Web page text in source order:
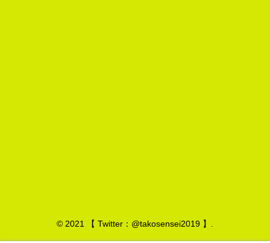
© 2021 【 Twitter：@takosensei2019 】.